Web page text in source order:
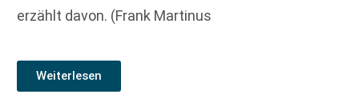
erzählt davon. (Frank Martinus
Weiterlesen